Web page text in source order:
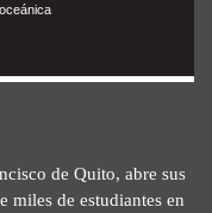
de Quito, abre sus
miles de estudiantes en